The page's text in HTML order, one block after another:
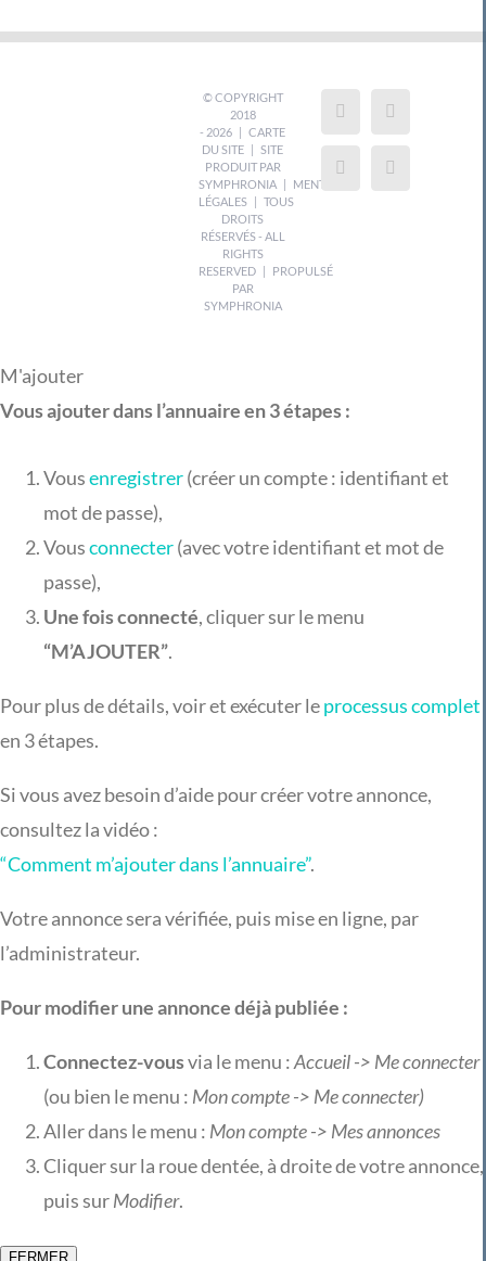
© COPYRIGHT
2018
- 2026 |CARTE
DU SITE | SITE
PRODUIT PAR
SYMPHRONIA|
MENTIONS
LÉGALES| TOUS
DROITS
RÉSERVÉS - ALL
RIGHTS
RESERVED | PROPULSÉ
PAR
SYMPHRONIA
M'ajouter
Vous ajouter dans l’annuaire en 3 étapes :
Vousenregistrer(créer un compte : identifiant et
mot de passe),
Vousconnecter(avec votre identifiant et mot de
passe),
Une fois connecté, cliquer sur le menu
“M’AJOUTER”.
Pour plus de détails, voir et exécuter leprocessus complet
en 3 étapes.
Si vous avez besoin d’aide pour créer votre annonce,
consultez la vidéo :
“Comment m’ajouter dans l’annuaire”.
Votre annonce sera vérifiée, puis mise en ligne, par
l’administrateur.
Pour modifier une annonce déjà publiée :
Connectez-vousvia le menu :Accueil -> Me connecter
(ou bien le menu : Mon compte -> Me connecter)
Aller dans le menu : Mon compte -> Mes annonces
Cliquer sur la roue dentée, à droite de votre annonce,
puis surModifier.
FERMER